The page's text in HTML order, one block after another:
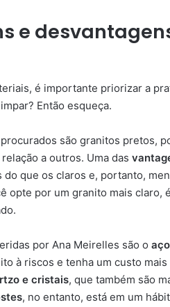
e
é importante priorizar a
Então esqueça.
são granitos pretos,
a outros. Uma das
do que os claros e, portanto,
opte por um granito mais claro,
por Ana Meirelles são o
à riscos e tenha um custo
e cristais, que também são
, no entanto, está em um